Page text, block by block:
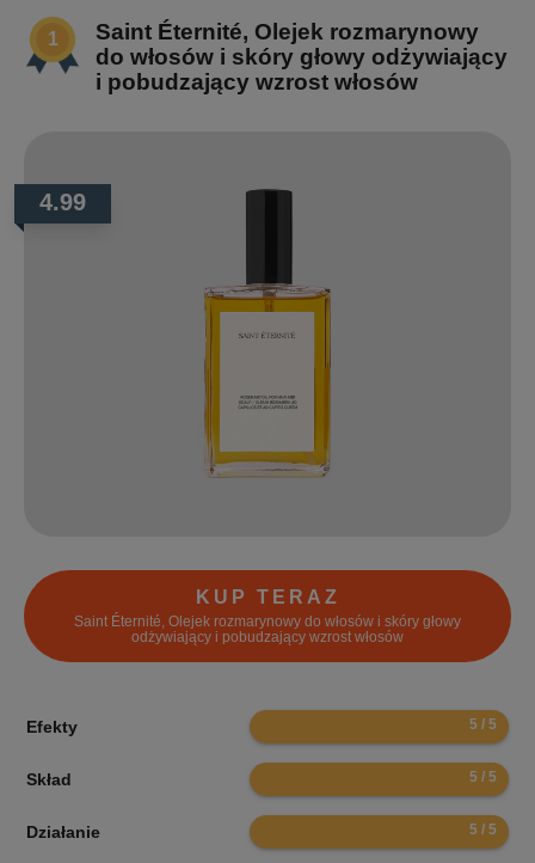
Saint Éternité, Olejek rozmarynowy
do włosów i skóry głowy odżywiający
i pobudzający wzrost włosów
4.99
KUP TERAZ
Saint Éternité, Olejek rozmarynowy do włosów i skóry głowy
odżywiający i pobudzający wzrost włosów
Efekty 10
Skład 10
Działanie 10